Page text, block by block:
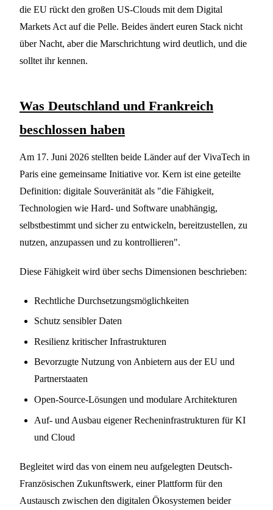
die EU rückt den großen US-Clouds mit dem Digital
Markets Act auf die Pelle. Beides ändert euren Stack nicht
über Nacht, aber die Marschrichtung wird deutlich, und die
solltet ihr kennen.
Was Deutschland und Frankreich
beschlossen haben
Am 17. Juni 2026 stellten beide Länder auf der VivaTech in
Paris eine gemeinsame Initiative vor. Kern ist eine geteilte
Definition: digitale Souveränität als "die Fähigkeit,
Technologien wie Hard- und Software unabhängig,
selbstbestimmt und sicher zu entwickeln, bereitzustellen, zu
nutzen, anzupassen und zu kontrollieren".
Diese Fähigkeit wird über sechs Dimensionen beschrieben:
Rechtliche Durchsetzungsmöglichkeiten
Schutz sensibler Daten
Resilienz kritischer Infrastrukturen
Bevorzugte Nutzung von Anbietern aus der EU und
Partnerstaaten
Open-Source-Lösungen und modulare Architekturen
Auf- und Ausbau eigener Recheninfrastrukturen für KI
und Cloud
Begleitet wird das von einem neu aufgelegten Deutsch-
Französischen Zukunftswerk, einer Plattform für den
Austausch zwischen den digitalen Ökosystemen beider